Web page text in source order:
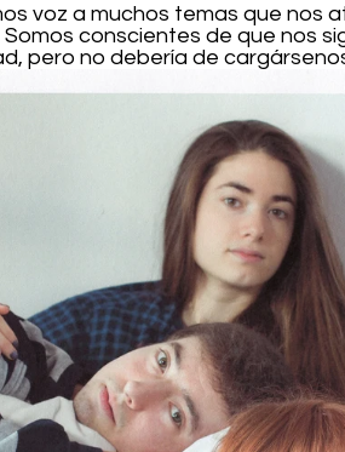
voz a muchos temas que nos
Somos conscientes de que nos
pero no debería de